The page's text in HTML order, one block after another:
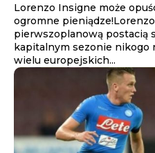
Lorenzo Insigne może
ogromne
pierwszoplanową postacią
kapitalnym sezonie nikogo
wielu europejskich...